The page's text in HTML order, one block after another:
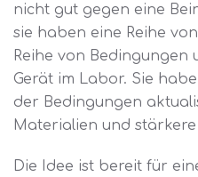
nicht gut gegen eine
sie haben eine Reihe
Reihe von Bedingungen
Gerät im Labor. Sie
der Bedingungen
Materialien und
Die Idee ist bereit für